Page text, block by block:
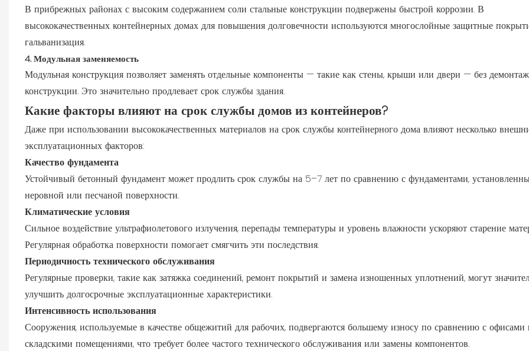
В прибрежных районах с высоким содержанием соли стальные конструкции подвержены быстрой коррозии. В
высококачественных контейнерных домах для повышения долговечности используются многослойные защитные
гальванизация.
4. Модульная заменяемость
Модульная конструкция позволяет заменять отдельные компоненты — такие как стены, крыши или двери — без
конструкции. Это значительно продлевает срок службы здания.
Какие факторы влияют на срок службы домов из контейнеров?
Даже при использовании высококачественных материалов на срок службы контейнерного дома влияют несколько
эксплуатационных факторов:
Качество фундамента
Устойчивый бетонный фундамент может продлить срок службы на 5–7 лет по сравнению с фундаментами,
неровной или песчаной поверхности.
Климатические условия
Сильное воздействие ультрафиолетового излучения, перепады температуры и уровень влажности ускоряют старение
Регулярная обработка поверхности помогает смягчить эти последствия.
Периодичность технического обслуживания
Регулярные проверки, такие как затяжка соединений, ремонт покрытий и замена изношенных уплотнений, могут
улучшить долгосрочные эксплуатационные характеристики.
Интенсивность использования
Сооружения, используемые в качестве общежитий для рабочих, подвергаются большему износу по сравнению с офисами
складскими помещениями, что требует более частого технического обслуживания или замены компонентов.